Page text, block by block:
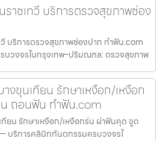
าชเทวี บริการตรวจสุขภาพช่อง
บริการตรวจสุขภาพช่องปาก ทำฟัน.com
วงจรในกรุงเทพ–ปริมณฑล: ตรวจสุขภาพ
งขุนเทียน รักษาเหงือก/เหงือก
ถอนฟัน ทำฟัน.com
ยน รักษาเหงือก/เหงือกร่น ผ่าฟันคุด ขูด
บริการคลินิกทันตกรรมครบวงจรใ